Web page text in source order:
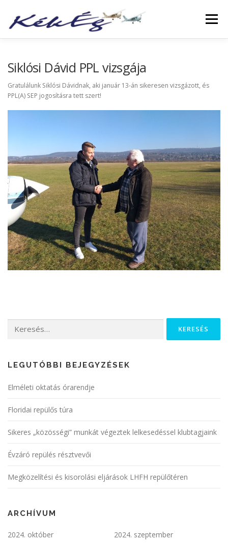
Menü
FÜZETEK GALÉRIA
Siklósi Dávid PPL vizsgája
Gratulálunk Siklósi Dávidnak, aki január 13-án sikeresen vizsgázott, és
PPL(A) SEP jogosításra tett szert!
LEGUTÓBBI BEJEGYZÉSEK
Elméleti oktatás órarendje
Floridai repülős túra
Sikeres „közösségi” munkát végeztek lelkesedéssel klubtagjaink
Évzáró repülés résztvevői
Megközelítési és kisorolási eljárások LHFH repülőtéren
ARCHÍVUM
2024. október
2024. szeptember